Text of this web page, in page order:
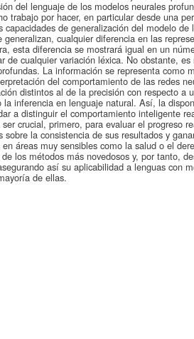
del lenguaje de los modelos neurales
trabajo por hacer, en particular desde una
de generalización del modelo
cualquier diferencia en las
esta diferencia se mostrará igual en un
de cualquier variación léxica. No obstante,
La información se representa como
del comportamiento de las redes
distintos al de la precisión con respecto a
inferencia en lenguaje natural. Así, la
a distinguir el comportamiento inteligente
crucial, primero, para evaluar el progreso
la consistencia de sus resultados y
áreas muy sensibles como la salud o el
los métodos más novedosos y, por tanto,
así su aplicabilidad a lenguas con
de ellas.